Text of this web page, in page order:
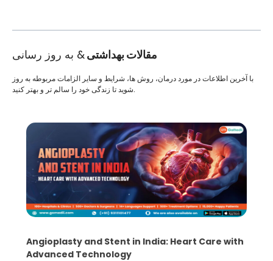
مقالات بهداشتی& به روز رسانی
با آخرین اطلاعات در مورد درمان، روش ها، شرایط و سایر الزامات مربوطه به روز
شوید تا زندگی خود را سالم تر و بهتر کنید.
Angioplasty and Stent in India: Heart Care with
Advanced Technology